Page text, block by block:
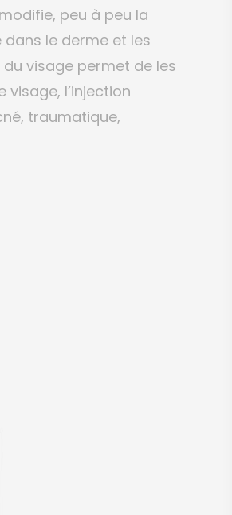
peu à peu la
le derme et les
visage permet de les
visage, l’injection
traumatique,